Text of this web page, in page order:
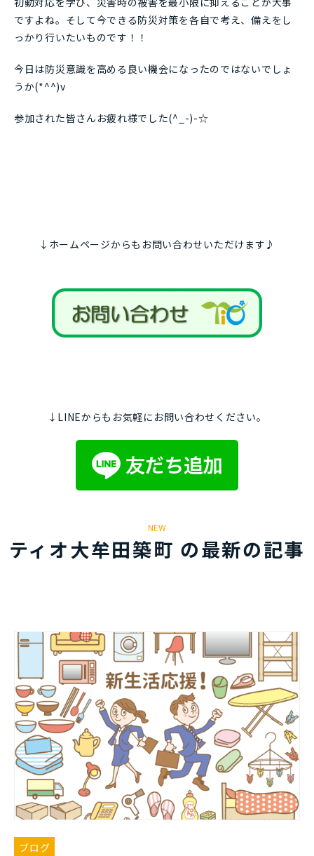
ですよね。そして今できる防災対策を各自で考え、備えをし
っかり行いたいものです！！
今日は防災意識を高める良い機会になったのではないでしょ
うか(*^^)v
参加された皆さんお疲れ様でした(^_-)-☆
↓ホームページからもお問い合わせいただけます♪
↓LINEからもお気軽にお問い合わせください。
NEW
ティオ大牟田築町 の最新の記事
ブログ